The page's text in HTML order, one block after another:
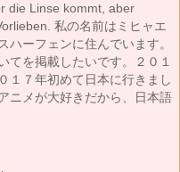
die Linse kommt, aber
私の名前はミヒャエ
ハーフェンに住んでいます。
てを掲載したいです。２０１
１７年初めて日本に行きまし
ニメが大好きだから、日本語